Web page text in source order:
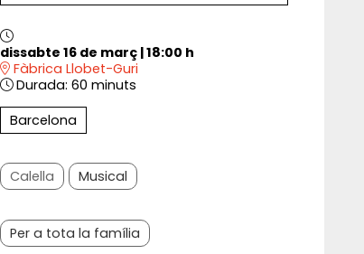
dissabte 16 de març |18:00 h
Fàbrica Llobet-Guri
Durada: 60 minuts
Barcelona
Calella Musical
Per a tota la família